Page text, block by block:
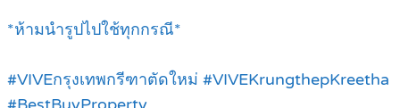
*ห้ามนำรูปไปใช้ทุกกรณี*
#VIVEกรุงเทพกรีฑาตัดใหม่ #VIVEKrungthepKreetha